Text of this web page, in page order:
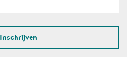
Inschrijven